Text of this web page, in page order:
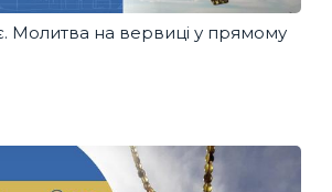
Молитва на вервиці у прямому